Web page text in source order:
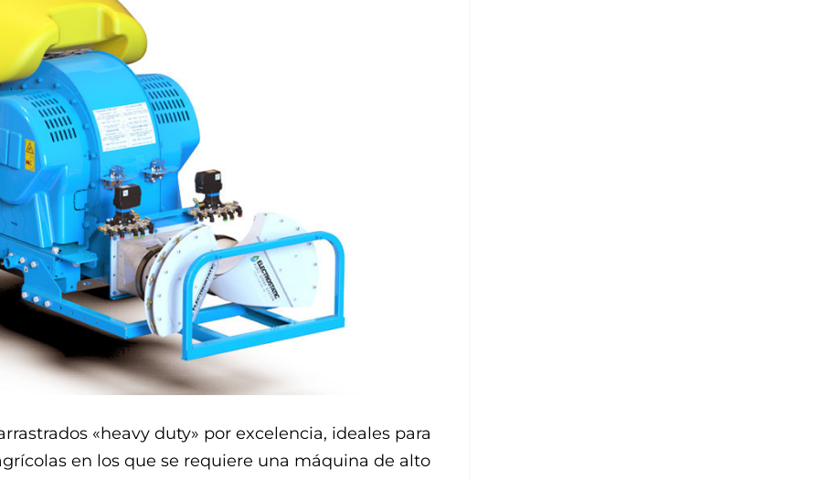
«heavy duty» por excelencia, ideales para
en los que se requiere una máquina de alto